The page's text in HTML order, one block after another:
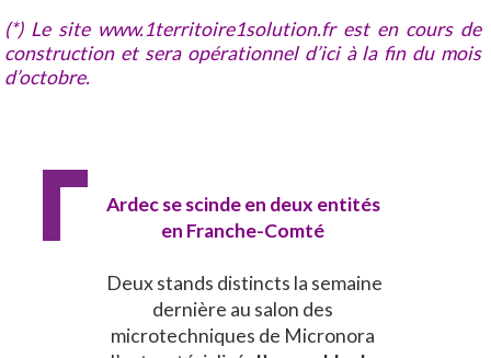
(*) Le site www.1territoire1solution.fr est en cours de
construction et sera opérationnel d’ici à la fin du mois
d’octobre.
Ardec se scinde en deux entités
en Franche-Comté
Deux stands distincts la semaine
dernière au salon des
microtechniques de Micronora